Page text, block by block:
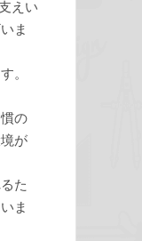
えい
ま
。
の
が
た
ま